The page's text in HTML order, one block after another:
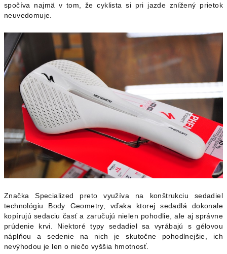
spočíva najmä v tom, že cyklista si pri jazde znížený prietok
neuvedomuje.
Značka Specialized preto využíva na konštrukciu sedadiel
technológiu Body Geometry, vďaka ktorej sedadlá dokonale
kopírujú sedaciu časť a zaručujú nielen pohodlie, ale aj správne
prúdenie krvi. Niektoré typy sedadiel sa vyrábajú s gélovou
náplňou a sedenie na nich je skutočne pohodlnejšie, ich
nevýhodou je len o niečo vyššia hmotnosť.